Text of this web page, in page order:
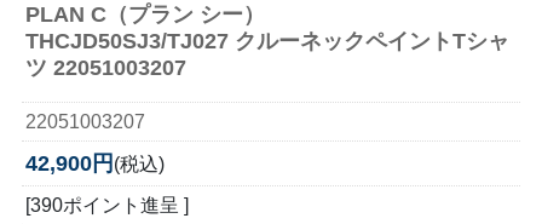
PLAN C（プラン シー）
THCJD50SJ3/TJ027 クルーネックペイントTシャ
ツ 22051003207
22051003207
42,900円 (税込)
[390ポイント進呈 ]